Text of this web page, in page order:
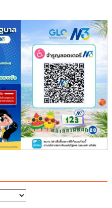
สากล
ใช้
ไทย
เป็น
ฐาน
สั่ง
การ
เอี่ยว
เว็บ
พนัน
เงิน
หมุนเวียน
124